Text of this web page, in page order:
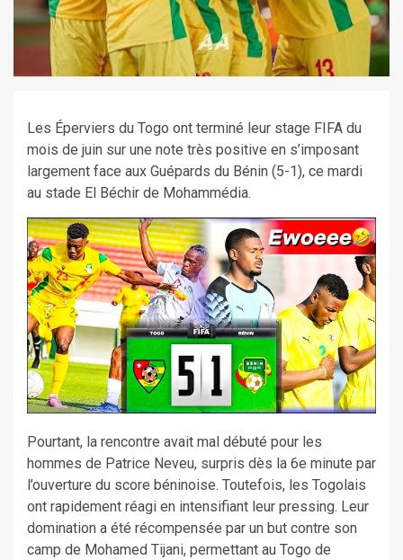
Les Éperviers du Togo ont terminé leur stage FIFA du
mois de juin sur une note très positive en s’imposant
largement face aux Guépards du Bénin (5-1), ce mardi
au stade El Béchir de Mohammédia.
Pourtant, la rencontre avait mal débuté pour les
hommes de Patrice Neveu, surpris dès la 6e minute par
l’ouverture du score béninoise. Toutefois, les Togolais
ont rapidement réagi en intensifiant leur pressing. Leur
domination a été récompensée par un but contre son
camp de Mohamed Tijani, permettant au Togo de